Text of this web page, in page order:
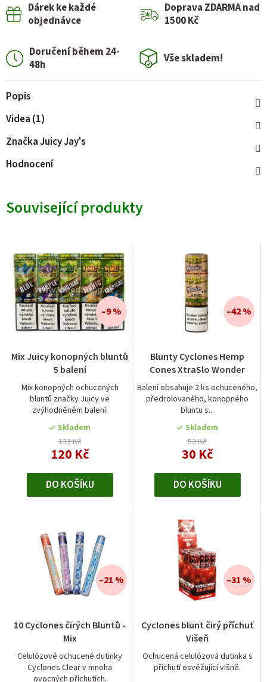
Dárek ke každé
objednávce
Doprava ZDARMA nad
1500 Kč
Doručení během 24-
48h
Vše skladem!
Popis
Videa (1)
ZnačkaJuicy Jay's
Hodnocení
Související produkty
Mix Juicy konopných bluntů
5 balení
Mix konopných ochucených
bluntů značky Juicy ve
zvýhodněném balení.
hodnocení
produktu
je
5,0
z
5
hvězdiček.
Skladem
132 Kč
120 Kč
–9 %
DO KOŠÍKU
Blunty Cyclones Hemp
Cones XtraSlo Wonder
Balení obsahuje 2 ks ochuceného,
předrolovaného, konopného
bluntu s...
hodnocení
produktu
je
5,0
z
5
hvězdiček.
Skladem
52 Kč
30 Kč
–42 %
DO KOŠÍKU
10 Cyclones čirých Bluntů -
Mix
Celulózové ochucené dutinky
Cyclones Clear v mnoha
ovocných příchutích.
–21 %
Cyclones blunt čirý příchuť
Višeň
Ochucená celulózová dutinka s
příchutí osvěžující višně.
–31 %